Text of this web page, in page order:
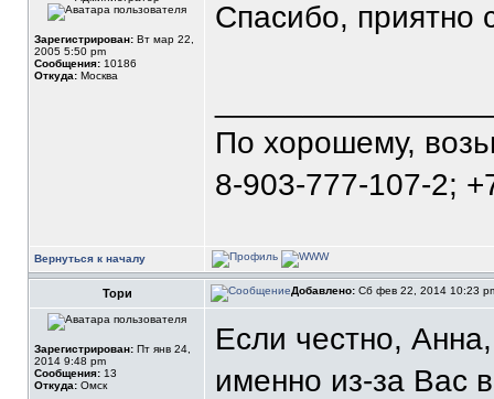
Зарегистрирован: Вт мар 22,
2005 5:50 pm
Сообщения: 10186
Откуда: Москва
Спасибо, приятно
По хорошему,
8-903-777-107-2;
Вернуться к началу
Тори Добавлено: Сб фев 22, 2014 10:23
Зарегистрирован: Пт янв 24,
2014 9:48 pm
Сообщения: 13
Откуда: Омск
Если честно,
именно из-за Вас